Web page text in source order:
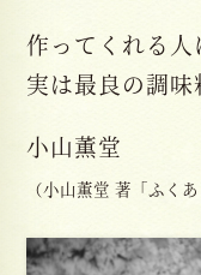
作ってくれる人
実は最良の調味
小山薫堂
（小山薫堂 著「ふく